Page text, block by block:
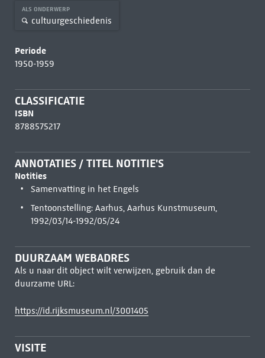
ALS ONDERWERP
cultuurgeschiedenis
Periode
1950-1959
CLASSIFICATIE
ISBN
8788575217
ANNOTATIES / TITEL NOTITIE'S
Notities
Samenvatting in het Engels
Tentoonstelling: Aarhus, Aarhus Kunstmuseum,
1992/03/14-1992/05/24
DUURZAAM WEBADRES
Als u naar dit object wilt verwijzen, gebruik dan de
duurzame URL:
https://id.rijksmuseum.nl/3001405
VISITE